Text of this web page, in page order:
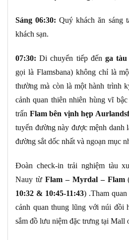
Sáng 06:30:Quý khách ăn sáng
khách sạn.
07:30:Di chuyển tiếp đếnga
gọi là Flamsbana) không chỉ là
thường mà còn là một hành trình
cảnh quan thiên nhiên hùng vĩ
trấn Flam bên vịnh hẹp
tuyến đường này được mệnh danh
đường sắt dốc nhất và ngoạn mục
Đoàn check-in trải nghiệm tàu
Nauy từ Flam – Myrdal – Flam(
10:32 & 10:45-11:43) .Tham
cảnh quan thung lũng với núi đồi
sắm đồ lưu niệm đặc trưng tại Mall